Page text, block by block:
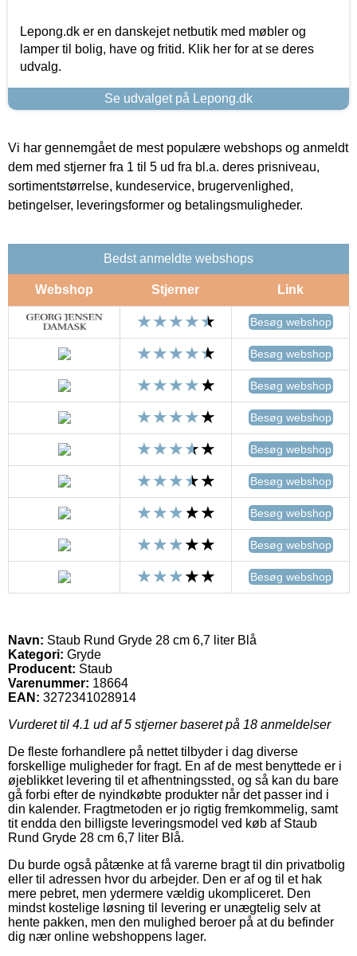
Lepong.dk er en danskejet netbutik med møbler og
lamper til bolig, have og fritid. Klik her for at se deres
udvalg.
Se udvalget på Lepong.dk
Vi har gennemgået de mest populære webshops og anmeldt
dem med stjerner fra 1 til 5 ud fra bl.a. deres prisniveau,
sortimentstørrelse, kundeservice, brugervenlighed,
betingelser, leveringsformer og betalingsmuligheder.
Bedst anmeldte webshops
Webshop Stjerner Link
Besøg webshop
Besøg webshop
Besøg webshop
Besøg webshop
Besøg webshop
Besøg webshop
Besøg webshop
Besøg webshop
Besøg webshop
Navn: Staub Rund Gryde 28 cm 6,7 liter Blå
Kategori: Gryde
Producent: Staub
Varenummer: 18664
EAN: 3272341028914
Vurderet til 4.1 ud af 5 stjerner baseret på 18 anmeldelser
De fleste forhandlere på nettet tilbyder i dag diverse
forskellige muligheder for fragt. En af de mest benyttede er i
øjeblikket levering til et afhentningssted, og så kan du bare
gå forbi efter de nyindkøbte produkter når det passer ind i
din kalender. Fragtmetoden er jo rigtig fremkommelig, samt
tit endda den billigste leveringsmodel ved køb af Staub
Rund Gryde 28 cm 6,7 liter Blå.
Du burde også påtænke at få varerne bragt til din privatbolig
eller til adressen hvor du arbejder. Den er af og til et hak
mere pebret, men ydermere vældig ukompliceret. Den
mindst kostelige løsning til levering er unægtelig selv at
hente pakken, men den mulighed beroer på at du befinder
dig nær online webshoppens lager.